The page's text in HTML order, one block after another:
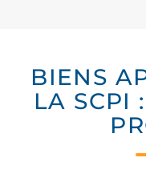
BIENS
LA SCPI